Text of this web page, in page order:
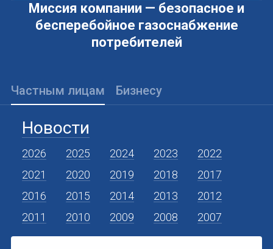
Миссия компании — безопасное и
бесперебойное газоснабжение
потребителей
Частным лицам Бизнесу
Новости
2026 2025 2024 2023
2022
2021
2020 2019 2018
2017
2016
2015 2014 2013
2012
2011
2010 2009 2008 2007